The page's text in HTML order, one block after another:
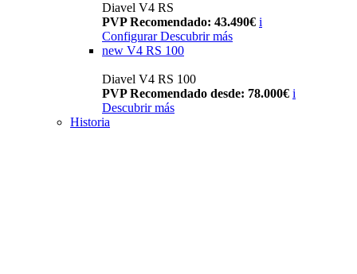
Diavel V4 RS
PVP Recomendado: 43.490€ i
Configurar Descubrir más
new V4 RS 100
Diavel V4 RS 100
PVP Recomendado desde: 78.000€ i
Descubrir más
Historia